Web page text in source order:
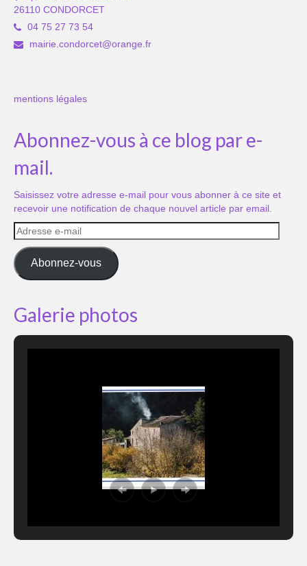
26110 CONDORCET
04 75 27 73 54
mairie.condorcet@orange.fr
mentions légales
Abonnez-vous à ce blog par e-
mail.
Saisissez votre adresse e-mail pour vous abonner à ce site et
recevoir une notification de chaque nouvel article par email.
Adresse
e-
mail
Abonnez-vous
Galerie photos